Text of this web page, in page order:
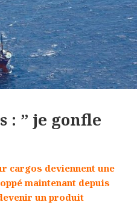
: ” je gonfle
cargos deviennent une
maintenant depuis
un produit